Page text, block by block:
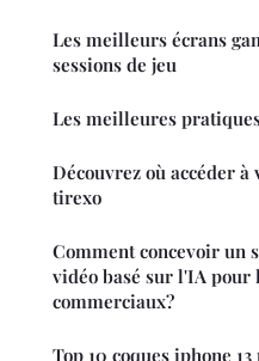
Les meilleurs écrans
sessions de jeu
Les meilleures
Découvrez où accéder
tirexo
Comment concevoir un
vidéo basé sur l'IA pour
commerciaux?
Top 10 coques iphone